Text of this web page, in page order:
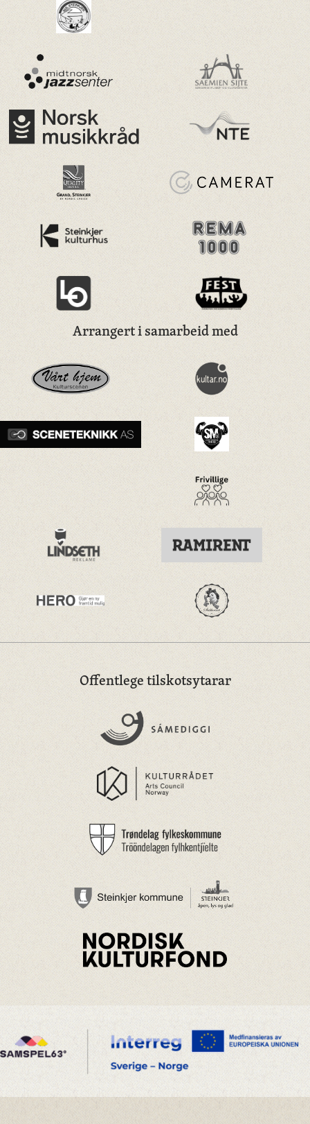
Arrangert i samarbeid med
Offentlege tilskotsytarar